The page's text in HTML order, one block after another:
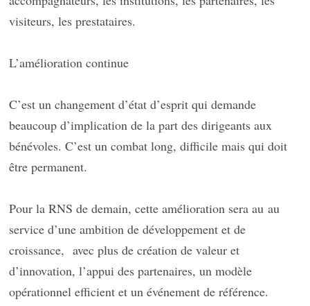
visiteurs, les prestataires.
L’amélioration continue
C’est un changement d’état d’esprit qui demande
beaucoup d’implication de la part des dirigeants aux
bénévoles. C’est un combat long, difficile mais qui doit
être permanent.
Pour la RNS de demain, cette amélioration sera auau
service d’une ambition de développement et de
croissance, avec plus de création de valeur et
d’innovation, l’appui des partenaires, un modèle
opérationnel efficient et un événement de référence.